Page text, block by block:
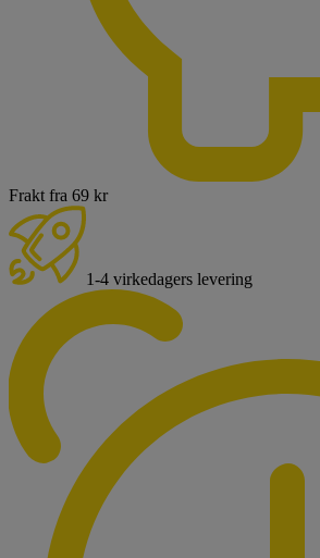
Frakt fra 69 kr
1-4 virkedagers levering